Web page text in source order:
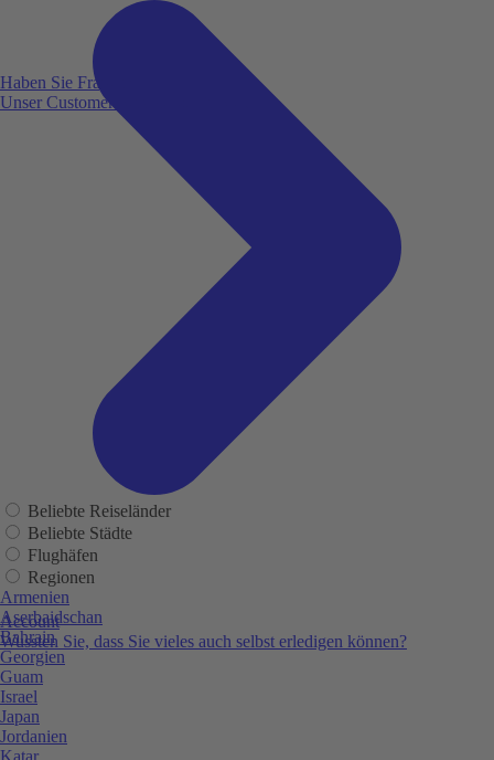
Haben Sie Fragen?
Unser Customer Service ist für Sie da!
Account
Wussten Sie, dass Sie vieles auch selbst erledigen können?
Beliebte Reiseländer
Beliebte Städte
Flughäfen
Regionen
Armenien
Aserbaidschan
Bahrain
Georgien
Guam
Israel
Japan
Jordanien
Katar